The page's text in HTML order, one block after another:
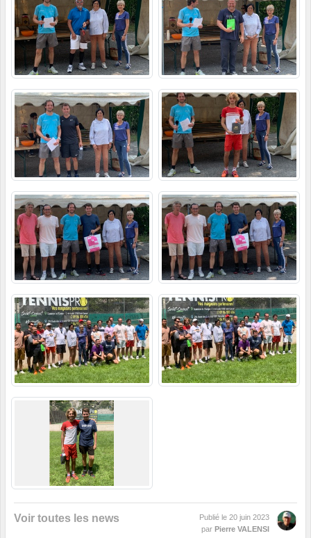
Voir toutes les news Publié le 20 juin 2023
par Pierre VALENSI